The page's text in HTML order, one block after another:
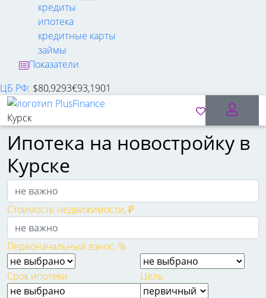
кредиты
ипотека
кредитные карты
займы
Показатели
ЦБ РФ: $80,9293€93,1901
Курск
Ипотека на новостройку в
Курске
Стоимость недвижимости, ₽
Первоначальный взнос, %
Срок ипотеки Цель